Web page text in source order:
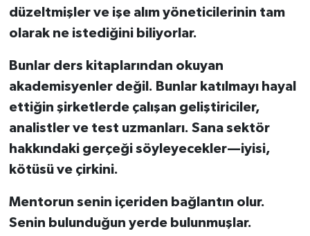
düzeltmişler ve işe alım yöneticilerinin tam
olarak ne istediğini biliyorlar.
Bunlar ders kitaplarından okuyan
akademisyenler değil. Bunlar katılmayı hayal
ettiğin şirketlerde çalışan geliştiriciler,
analistler ve test uzmanları. Sana sektör
hakkındaki gerçeği söyleyecekler—iyisi,
kötüsü ve çirkini.
Mentorun senin içeriden bağlantın olur.
Senin bulunduğun yerde bulunmuşlar.